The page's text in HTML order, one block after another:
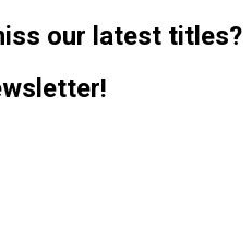
our latest titles?